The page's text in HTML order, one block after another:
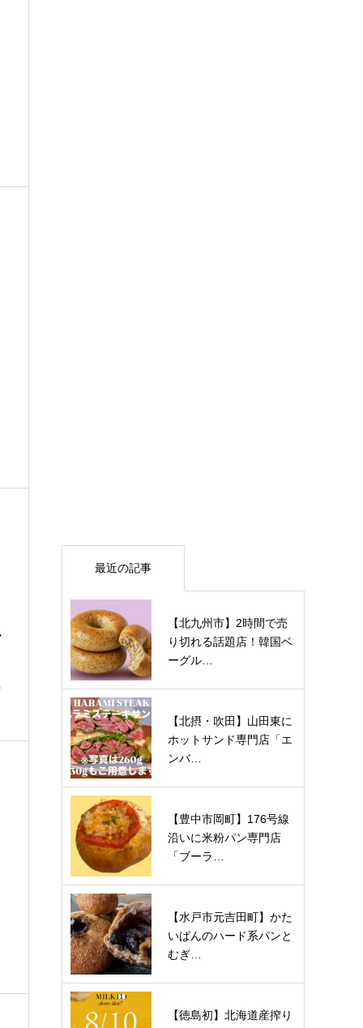
最近の記事
【北九州市】2時間で売
り切れる話題店！韓国ベ
ーグル…
【北摂・吹田】山田東に
ホットサンド専門店「エ
ンバ…
【豊中市岡町】176号線
沿いに米粉パン専門店
「ブーラ…
【水戸市元吉田町】かた
いぱんのハード系パンと
むぎ…
【徳島初】北海道産搾り